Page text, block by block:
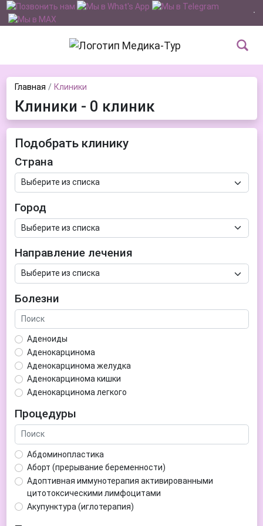
Главная Клиники
Клиники - 0 клиник
Подобрать клинику
Страна
Город
Направление лечения
Болезни
Аденоиды
Аденокарцинома
Аденокарцинома желудка
Аденокарцинома кишки
Аденокарцинома легкого
Аденома гипофиза
Аденома простаты
Аденома щитовидной железы
Аденомиоз
Адентия
Азооспермия
Акне (угри)
Алкоголизм
Процедуры
Абдоминопластика
Аборт (прерывание беременности)
Адоптивная иммунотерапия активированными
цитотоксическими лимфоцитами
Акупунктура (иглотерапия)